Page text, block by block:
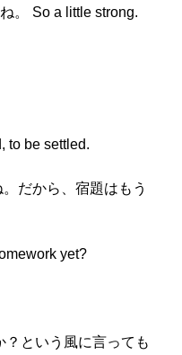
。 So a little strong.
to be settled.
だから、宿題はもう
yet?
？という風に言っても